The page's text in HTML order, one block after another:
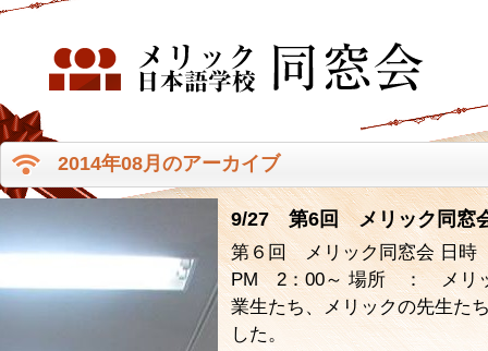
2014年08月のアーカイブ
9/27 第6回 メリック同窓
第６回 メリック同窓会 日
PM 2：00～ 場所 ： メリ
業生たち、メリックの先生た
した。